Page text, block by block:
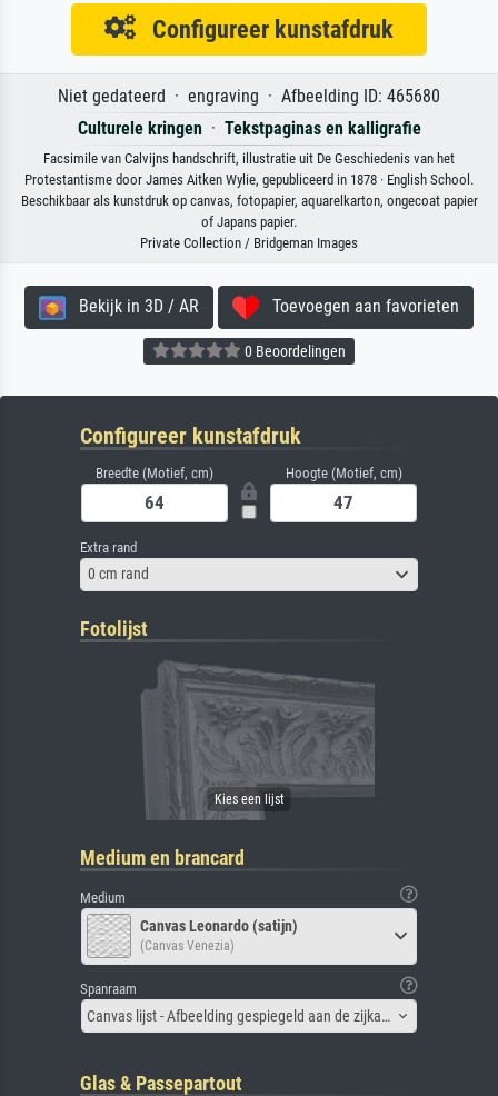
Configureer kunstafdruk
Niet gedateerd · engraving · Afbeelding ID: 465680
Culturele kringen · Tekstpaginas en kalligrafie
Facsimile van Calvijns handschrift, illustratie uit De Geschiedenis van het
Protestantisme door James Aitken Wylie, gepubliceerd in 1878 · English School.
Beschikbaar als kunstdruk op canvas, fotopapier, aquarelkarton, ongecoat papier
of Japans papier.
Private Collection / Bridgeman Images
Bekijk in 3D / AR Toevoegen aan favorieten
0 Beoordelingen
Configureer kunstafdruk
Breedte (Motief, cm) Hoogte (Motief, cm)
Extra rand
0 cm rand
Fotolijst
Medium en brancard
Medium
Canvas Leonardo (satijn)
(Canvas Venezia)
Spanraam
Canvas lijst - Afbeelding gespiegeld aan de zijkant
Glas & Passepartout